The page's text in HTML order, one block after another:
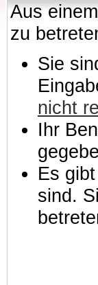
Aus
zu
Sie
nicht
Ihr
Es
sind.